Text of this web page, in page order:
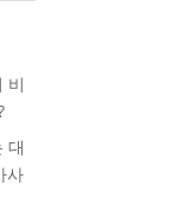
비
대
사